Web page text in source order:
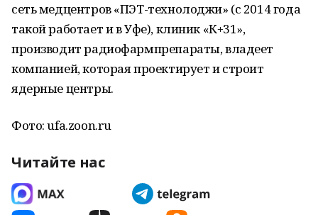
сеть медцентров «ПЭТ-технолоджи» (с 2014 года
такой работает и в Уфе), клиник «К+31»,
производит радиофармпрепараты, владеет
компанией, которая проектирует и строит
ядерные центры.
Фото: ufa.zoon.ru
Читайте нас